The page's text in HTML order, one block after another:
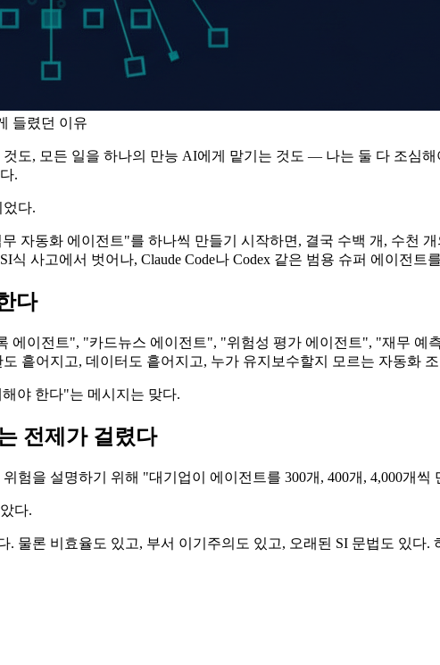
들렸던 이유
도, 모든 일을 하나의 만능 AI에게 맡기는 것도 — 나는 둘 다 조심
.
다.
자동화 에이전트"를 하나씩 만들기 시작하면, 결국 수백 개, 수천
식 사고에서 벗어나, Claude Code나 Codex 같은 범용 슈퍼 에이전
다
에이전트", "카드뉴스 에이전트", "위험성 평가 에이전트", "재무 예
흩어지고, 데이터도 흩어지고, 누가 유지보수할지 모르는 자동화
야 한다"는 메시지는 맞다.
전제가 걸렸다
험을 설명하기 위해 "대기업이 에이전트를 300개, 400개, 4,000개
다.
. 물론 비효율도 있고, 부서 이기주의도 있고, 오래된 SI 문법도 있다